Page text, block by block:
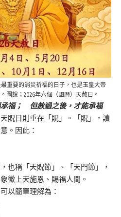
重要的消災祈福的日子，也是玉皇大帝
圖說；2026年六個（國曆）天赦日。
福； 但赦過之後，才能承福
貺日則重在「貺」。「貺」，讀
。因此：
也稱「天貺節」、「天門節」，
徵上天施恩、賜福人間。
以簡單理解為：